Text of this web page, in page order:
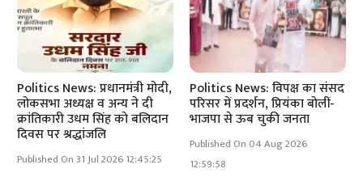
Politics News: प्रधानमंत्री मोदी,
लोकसभा अध्यक्ष व अन्य ने दी
क्रांतिकारी उधम सिंह को बलिदान
दिवस पर श्रद्धांजलि
Published On 31 Jul 2026 12:45:25
Politics News: विपक्ष का संसद
परिसर में प्रदर्शन, प्रियंका बोलीं-
भाजपा से ऊब चुकी जनता
Published On 04 Aug 2026
12:59:58